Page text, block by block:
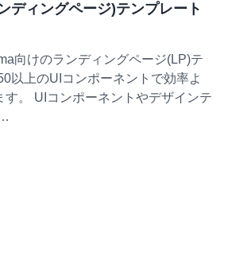
ディングページ)テンプレート
向けのランディングページ(LP)テ
以上のUIコンポーネントで効率よ
す。 UIコンポーネントやデザインテ